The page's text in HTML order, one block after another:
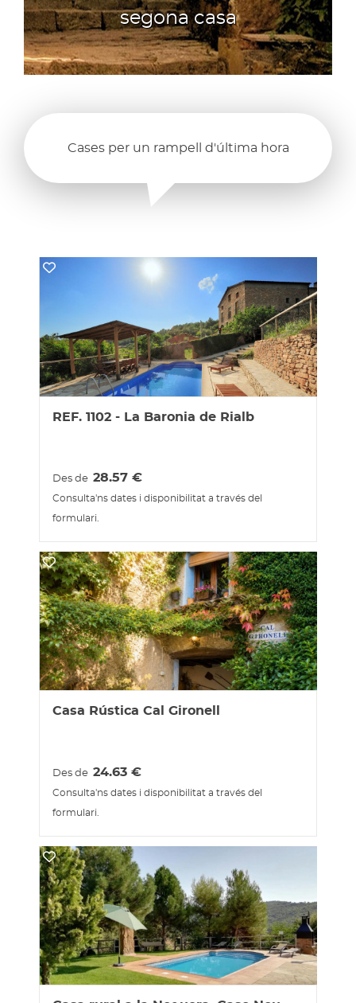
segona casa
Cases per un rampell d'última hora
REF. 1102 - La Baronia de Rialb
Des de 28.57€
Consulta'ns dates i disponibilitat a través del
formulari.
Casa Rústica Cal Gironell
Des de 24.63€
Consulta'ns dates i disponibilitat a través del
formulari.